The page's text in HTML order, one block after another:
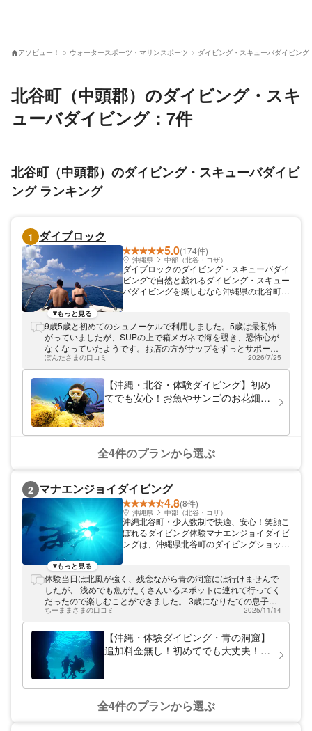
アソビュー！ ウォータースポーツ・マリンスポーツ ダイビング・スキューバダイビング
北谷町（中頭郡）のダイビング・スキ
ューバダイビング：7件
北谷町（中頭郡）のダイビング・スキューバダイビ
ング ランキング
1 ダイブロック
5.0(174件)
沖縄県 中部（北谷・コザ）
ダイブロックのダイビング・スキューバダイ
ビングで自然と戯れるダイビング・スキュー
バダイビングを楽しむなら沖縄県の北谷町に
ます！一緒に沖縄の自然に触れて楽しみまし
ょう。当店のモットーはイチャリバチョーデ
ー（一期一会）です。お客様との出会いを大
もっと見る
9歳5歳と初めてのシュノーケルで利用しました。5歳は最初怖
がっていましたが、SUPの上で箱メガネで海を覗き、恐怖心が
なくなっていたようです。お店の方がサップをずっとサポート
してくださいました。最終的には5歳もシュノーケルをつけて
海を覗けました。ひと家族貸切でみていもらえるので、シュノ
ーケルデビューに最適のプランでした。
ぽんたさまの口コミ 2026/7/25
【沖縄・北谷・体験ダイビング】初め
てでも安心！お魚やサンゴのお花畑で
全4件のプランから選ぶ
2 マナエンジョイダイビング
4.8(8件)
沖縄県 中部（北谷・コザ）
沖縄北谷町・少人数制で快適、安心！笑顔こ
ぼれるダイビング体験マナエンジョイダイビ
ングは、沖縄県北谷町のダイビングショップ
選りすぐりのポイントへご案内。お客様に寄
り添い、高い安全意識をもってサポートしま
す。ダイビング歴20年以上のオーナー、情
熱あふれるスタッフと一緒にダイビングを楽
しみましょう！
もっと見る
体験当日は北風が強く、残念ながら青の洞窟には行けませんで
したが、 浅めでも魚がたくさんいるスポットに連れて行ってく
だったので楽しむことができました。 3歳になりたての息子
は、初めてのことに強い不安感を覚えるタイプで、 最初はウエ
ットスーツを着るのも嫌がり、入水後も「あぶない！あが
る！」と泣きましたが、 スタッフの方がずっと「大丈夫だよ、
ほら見て、お魚さんいるよ」と浮き輪ごとぎゅっと支え続けな
がら、声をかけてくださり、 時間はかかりましたが少しずつ落
ち着き、人生初のマリンアクティビティを楽しんでいたようで
した。 明るく笑って息子の不安を受け止めてくださり、ありが
とうございました。
ちーままさまの口コミ 2025/11/14
【沖縄・体験ダイビング・青の洞窟】
追加料金無し！初めてでも大丈夫！魅
全4件のプランから選ぶ